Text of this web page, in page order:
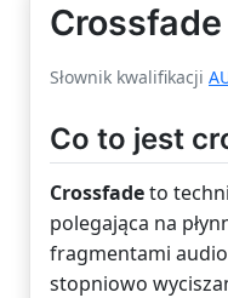
Crossfade
Słownik kwalifikacji
Co to jest
Crossfadeto
polegająca na
fragmentami
stopniowo